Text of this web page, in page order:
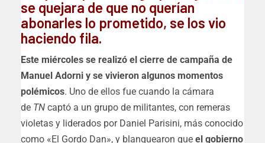
se quejara de que no querían
abonarles lo prometido, se los vio
haciendo fila.
Este miércoles se realizó el cierre de campaña de
Manuel Adorni y se vivieron algunos momentos
polémicos. Uno de ellos fue cuando la cámara
de TN captó a un grupo de militantes, con remeras
violetas y liderados por Daniel Parisini, más conocido
como «El Gordo Dan», y blanquearon que el gobierno